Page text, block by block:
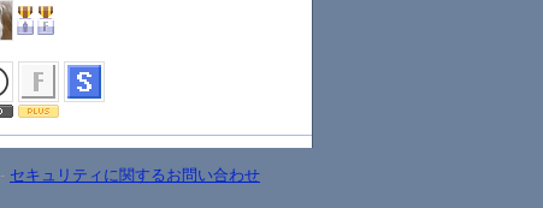
- セキュリティに関するお問い合わせ